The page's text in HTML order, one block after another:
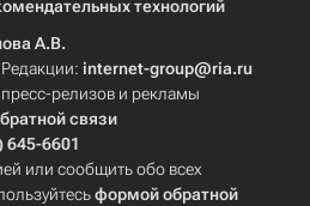
технологий
А.В.
internet-group@ria.ru
релизов и рекламы
связи
645-6601
или сообщить обо всех
формой обратной